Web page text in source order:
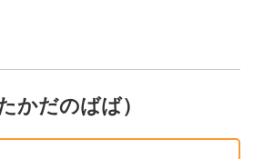
かだのばば）